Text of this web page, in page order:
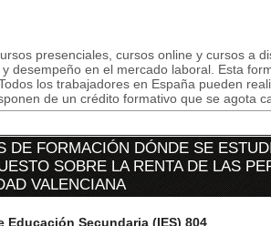
presenciales, cursos online y cursos a
desempeño en el mercado laboral. Esta
los trabajadores en España pueden
de un crédito formativo que se agota
DE FORMACIÓN DÓNDE SE
SOBRE LA RENTA DE LAS
VALENCIANA
Educación Secundaria (IES) 804